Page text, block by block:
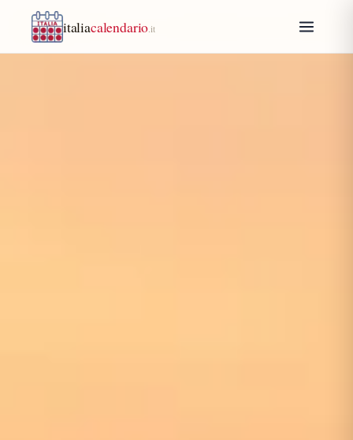
italiacalendario .it